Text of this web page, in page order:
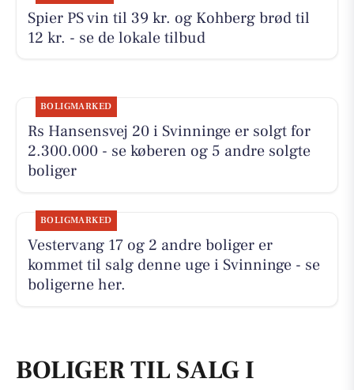
Spier PS vin til 39 kr. og Kohberg brød til
12 kr. - se de lokale tilbud
BOLIGMARKED
Rs Hansensvej 20 i Svinninge er solgt for
2.300.000 - se køberen og 5 andre solgte
boliger
BOLIGMARKED
Vestervang 17 og 2 andre boliger er
kommet til salg denne uge i Svinninge - se
boligerne her.
BOLIGER TIL SALG I